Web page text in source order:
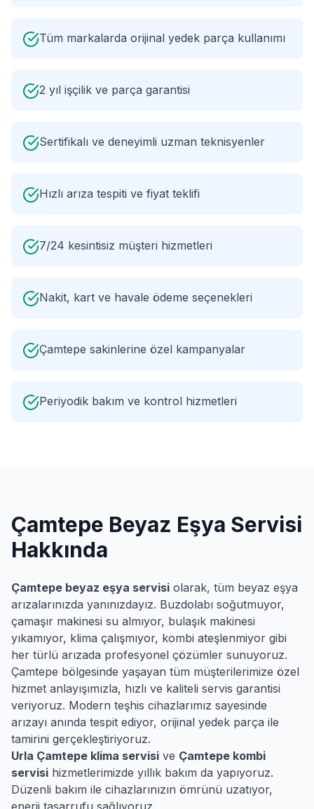
Tüm markalarda orijinal yedek parça kullanımı
2 yıl işçilik ve parça garantisi
Sertifikalı ve deneyimli uzman teknisyenler
Hızlı arıza tespiti ve fiyat teklifi
7/24 kesintisiz müşteri hizmetleri
Nakit, kart ve havale ödeme seçenekleri
Çamtepe sakinlerine özel kampanyalar
Periyodik bakım ve kontrol hizmetleri
Çamtepe Beyaz Eşya Servisi
Hakkında
Çamtepe beyaz eşya servisi olarak, tüm beyaz eşya
arızalarınızda yanınızdayız. Buzdolabı soğutmuyor,
çamaşır makinesi su almıyor, bulaşık makinesi
yıkamıyor, klima çalışmıyor, kombi ateşlenmiyor gibi
her türlü arızada profesyonel çözümler sunuyoruz.
Çamtepe bölgesinde yaşayan tüm müşterilerimize özel
hizmet anlayışımızla, hızlı ve kaliteli servis garantisi
veriyoruz. Modern teşhis cihazlarımız sayesinde
arızayı anında tespit ediyor, orijinal yedek parça ile
tamirini gerçekleştiriyoruz.
Urla Çamtepe klima servisi ve Çamtepe kombi
servisi hizmetlerimizde yıllık bakım da yapıyoruz.
Düzenli bakım ile cihazlarınızın ömrünü uzatıyor,
enerji tasarrufu sağlıyoruz.